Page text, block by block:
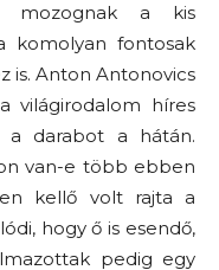
mozognak a kis
komolyan fontosak
is. Anton Antonovics
világirodalom híres
a darabot a hátán.
van-e több ebben
kellő volt rajta a
hogy ő is esendő,
pedig egy